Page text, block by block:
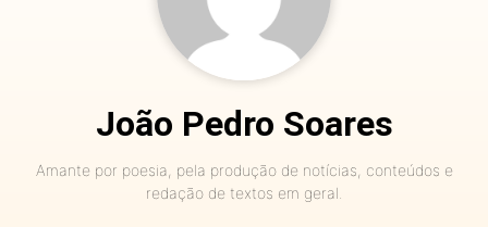
João Pedro Soares
Amante por poesia, pela produção de notícias, conteúdos e
redação de textos em geral.